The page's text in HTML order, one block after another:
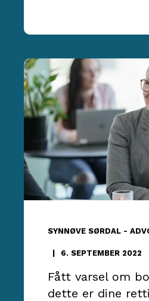
SYNNØVE SØRDAL -
6. SEPTEMBER 2022
Fått varsel om
dette er dine